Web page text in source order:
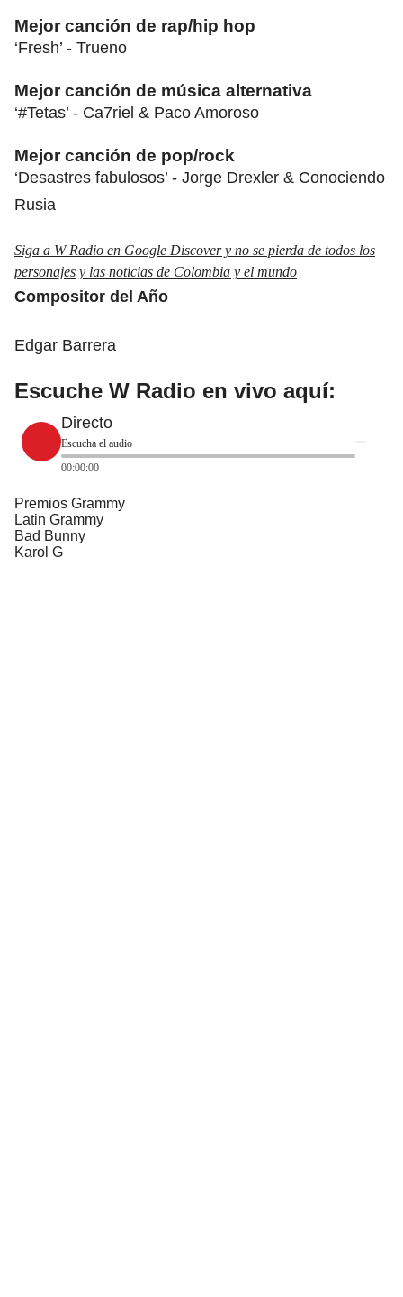
Mejor canción de rap/hip hop
‘Fresh’ - Trueno
Mejor canción de música alternativa
‘#Tetas’ - Ca7riel & Paco Amoroso
Mejor canción de pop/rock
‘Desastres fabulosos’ - Jorge Drexler & Conociendo
Rusia
Siga a W Radio en Google Discover y no se pierda de todos los
personajes y las noticias de Colombia y el mundo
Compositor del Año
Edgar Barrera
Escuche W Radio en vivo aquí:
Directo
Escucha el audio
00:00:00
Premios Grammy
Latin Grammy
Bad Bunny
Karol G